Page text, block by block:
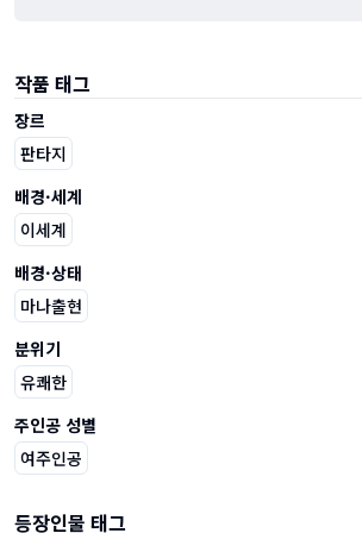
작품 태그
장르
판타지
배경·세계
이세계
배경·상태
마나출현
분위기
유쾌한
주인공 성별
여주인공
등장인물 태그